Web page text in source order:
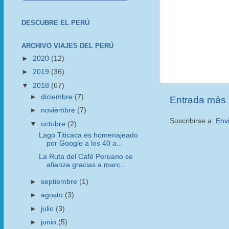
Entrada más
Suscribirse a:
DESCUBRE EL PERÚ
ARCHIVO VIAJES DEL PERÚ
► 2020 (12)
► 2019 (36)
▼ 2018 (67)
►diciembre (7)
► noviembre (7)
▼octubre (2)
Lago Titicaca es homenajeado
por Google a los 40 a...
La Ruta del Café Peruano se
afianza gracias a marc...
►septiembre (1)
►agosto (3)
► julio (3)
► junio (5)